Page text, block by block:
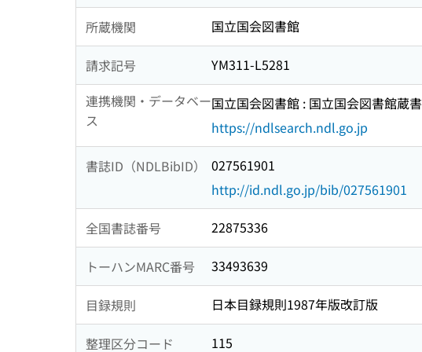
所蔵機関 国立国会図書館
請求記号
YM311-L5281
連携機関・データベー
ス
国立国会図書館 : 国立国会図書館蔵書
https://ndlsearch.ndl.go.jp
書誌ID（NDLBibID）
027561901
http://id.ndl.go.jp/bib/027561901
全国書誌番号 22875336
トーハンMARC番号 33493639
目録規則 日本目録規則1987年版改訂版
整理区分コード 115